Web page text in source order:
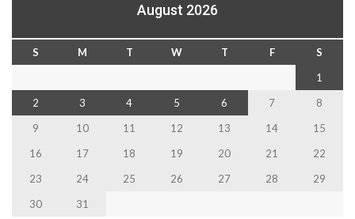
August 2026
S M T W T F
S
1
2
3 4 5 6 7
8
9
10 11 12 13 14
15
16
17 18 19 20 21
22
23
24 25 26 27 28
29
30
31